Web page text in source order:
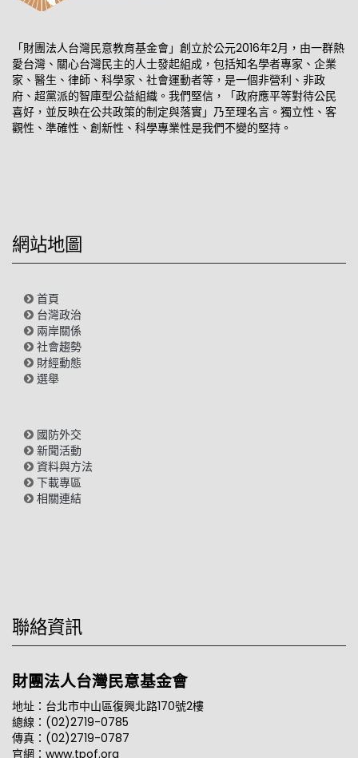
「財團法人台灣民意教育基金會」創立於公元2016年2月，由一群熱
愛台灣、關心台灣民主的人士發起組成，包括知名學者專家、企業
家、醫生、律師、科學家、社會運動者等，是一個非營利、非政
府、超黨派的智庫型公益組織。我們堅信，「政府應平等對待公民
喜好，並反映在公共政策的制定與落實」乃至理名言。獨立性、客
觀性、準確性、創新性、科學專業性是我們不變的堅持。
網站地圖
首頁
台灣政治
兩岸關係
社會趨勢
財經動態
選舉
國防外交
新聞活動
資料與方法
下載專區
相關連結
聯絡資訊
財團法人台灣民意基金會
地址：台北市中山區復興北路170號2樓
總線：(02)2719-0785
傳真：(02)2719-0787
官網：www.tpof.org